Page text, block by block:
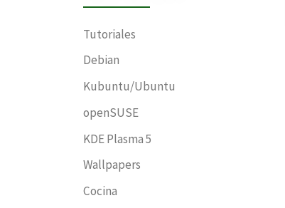
Tutoriales
Debian
Kubuntu/Ubuntu
openSUSE
KDE Plasma 5
Wallpapers
Cocina